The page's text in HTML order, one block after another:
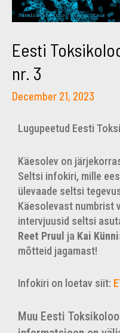
Eesti
nr. 3
December 21, 2023
Lugupeetud Eesti
Käesolev on
Seltsi infokiri, mille
ülevaade seltsi
Käesolevast numbrist
intervjuusid seltsi
Reet Pruul ja Kai
mõtteid jagamast!
Infokiri on loetav siit:
Muu Eesti